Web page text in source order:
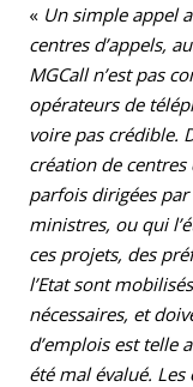
« Un simple appel
centres d’appels,
MGCall n’est pas
opérateurs de
voire pas crédible.
création de centres
parfois dirigées
ministres, ou qui
ces projets, des
l’Etat sont
nécessaires, et
d’emplois est telle
été mal évalué.